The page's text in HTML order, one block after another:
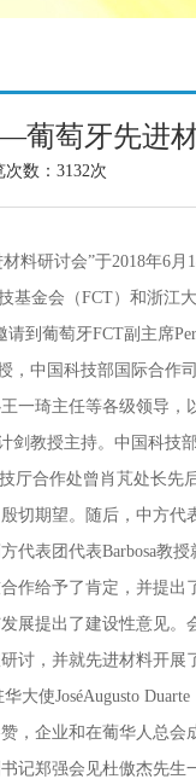
葡萄牙先进
次数：3132次
料研讨会”于2018年6
基金会（FCT）和浙江
到葡萄牙FCT副主席
，中国科技部国际合作
一琦主任等各级领导，
剑教授主持。中国科技
厅合作处曾肖芃处长
切期望。随后，中方
代表团代表Barbosa教
作给予了肯定，并提
展提出了建设性意见
讨，并就先进材料开展
大使JoséAugusto
，企业和在葡华人总
记郑强会见杜傲杰先